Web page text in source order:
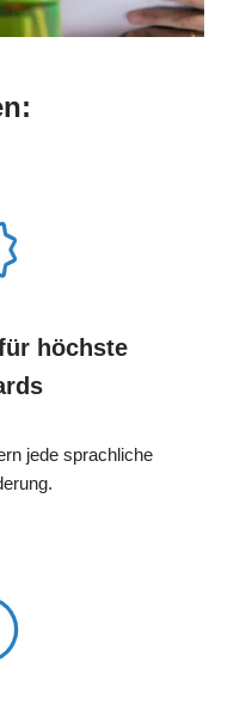
höchste
jede sprachliche